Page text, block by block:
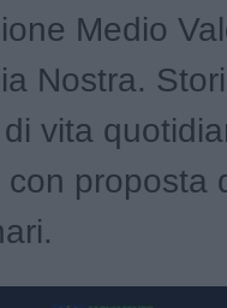
Medio
Nostra.
vita
proposta